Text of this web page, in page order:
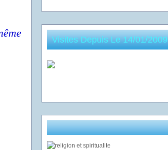
Visites Depuis Le 14/01/2009